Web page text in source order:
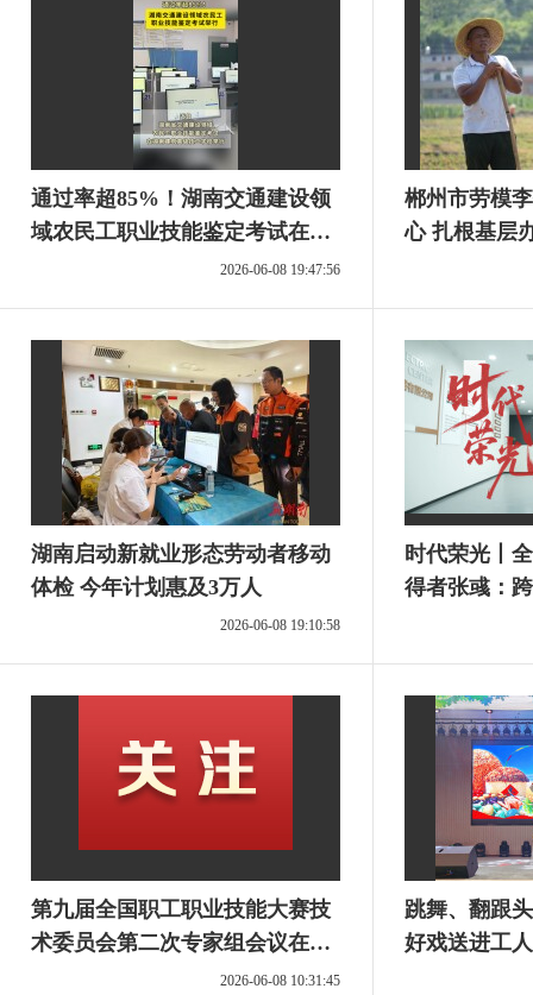
通过率超85%！湖南交通建设领
域农民工职业技能鉴定考试在长
2026-06-08 19:47:56
郴州市劳模
心 扎根基层
湖南启动新就业形态劳动者移动
体检 今年计划惠及3万人
2026-06-08 19:10:58
时代荣光丨
得者张彧：
第九届全国职工职业技能大赛技
术委员会第二次专家组会议在株
2026-06-08 10:31:45
跳舞、翻跟
好戏送进工